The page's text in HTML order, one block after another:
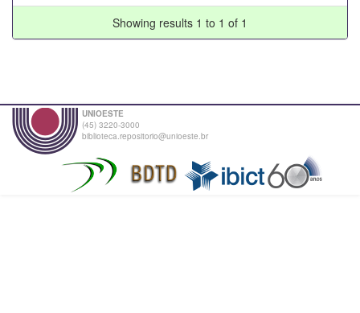
Showing results 1 to 1 of 1
UNIOESTE
(45) 3220-3000
biblioteca.repositorio@unioeste.br